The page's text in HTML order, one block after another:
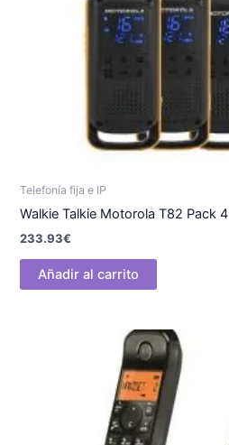
Telefonía fija e IP
Walkie Talkie Motorola T82 Pack 4
233.93€
Añadir al carrito